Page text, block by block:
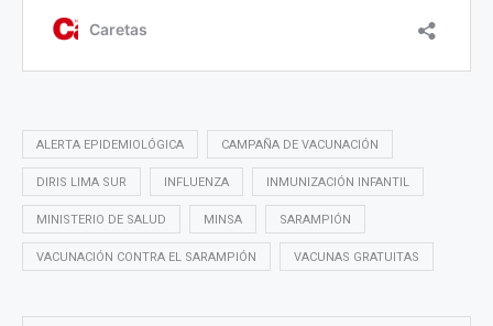
ALERTA EPIDEMIOLÓGICA CAMPAÑA DE VACUNACIÓN
DIRIS LIMA SUR INFLUENZA INMUNIZACIÓN INFANTIL
MINISTERIO DE SALUD MINSA SARAMPIÓN
VACUNACIÓN CONTRA EL SARAMPIÓN VACUNAS GRATUITAS